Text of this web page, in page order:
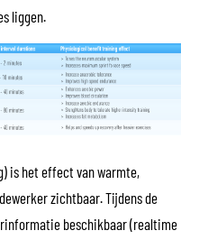
liggen.
is het effect van warmte,
zichtbaar. Tijdens de
beschikbaar (realtime